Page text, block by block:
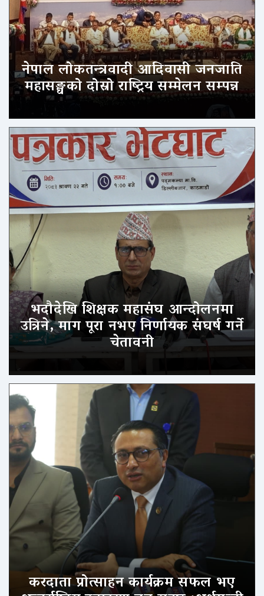
नेपाल लोकतन्त्रवादी आदिवासी जनजाति
महासङ्घको दोस्रो राष्ट्रिय सम्मेलन सम्पन्न
भदौदेखि शिक्षक महासंघ आन्दोलनमा
उत्रिने, माग पूरा नभए निर्णायक संघर्ष गर्ने
चेतावनी
करदाता प्रोत्साहन कार्यक्रम सफल भए